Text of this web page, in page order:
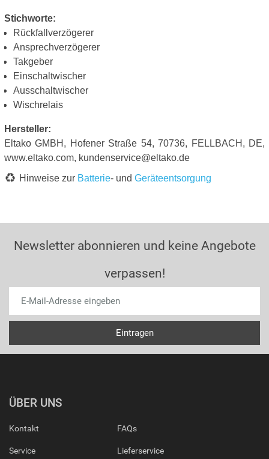
Stichworte:
Rückfallverzögerer
Ansprechverzögerer
Takgeber
Einschaltwischer
Ausschaltwischer
Wischrelais
Hersteller:
Eltako GMBH, Hofener Straße 54, 70736, FELLBACH, DE,
www.eltako.com, kundenservice@eltako.de
Hinweise zur Batterie- und Geräteentsorgung
Newsletter abonnieren und keine Angebote
verpassen!
ÜBER UNS
Kontakt
Service
FAQs
Lieferservice